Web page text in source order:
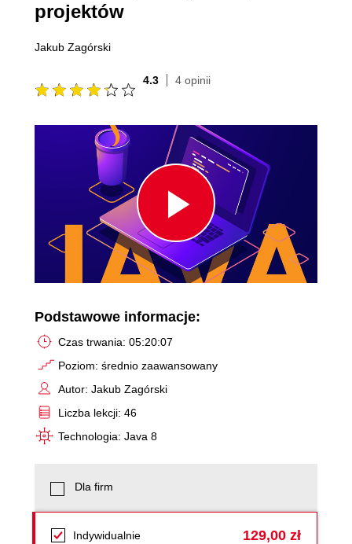
projektów
Jakub Zagórski
4.3 4 opinii
Play
Video
Podstawowe informacje:
Czas trwania: 05:20:07
Poziom: średnio zaawansowany
Autor: Jakub Zagórski
Liczba lekcji: 46
Technologia: Java 8
Dla firm
Indywidualnie 129,00 zł